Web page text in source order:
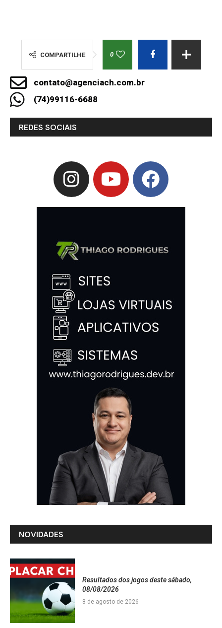
COMPARTILHE 0
contato@agenciach.com.br
(74)99116-6688
REDES SOCIAIS
NOVIDADES
Resultados dos jogos deste sábado,
08/08/2026
8 de agosto de 2026